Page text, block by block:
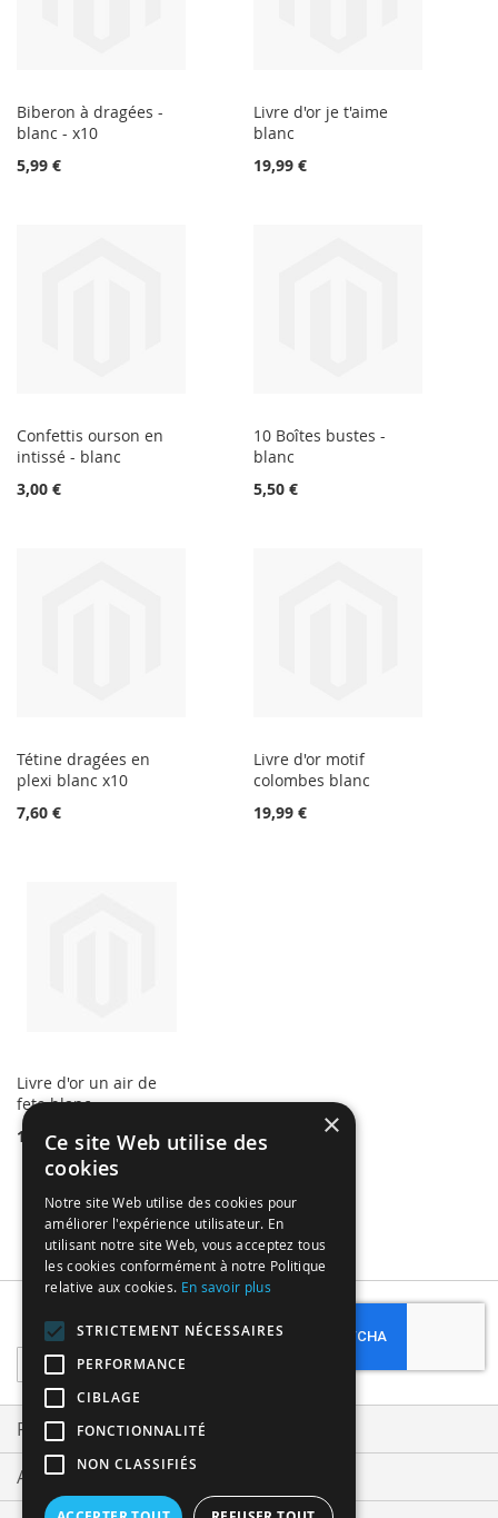
Biberon à dragées -
blanc - x10
5,99 €
Livre d'or je t'aime
blanc
19,99 €
Confettis ourson en
intissé - blanc
3,00 €
10 Boîtes bustes -
blanc
5,50 €
Tétine dragées en
plexi blanc x10
7,60 €
Livre d'or motif
colombes blanc
19,99 €
Livre d'or un air de
fete blanc
19,99 €
Sign
Up
for
Our
Newsletter:
Subscribe
Privacy and Cookie Policy
Advanced Search
×
Ce site Web utilise des
cookies
Notre site Web utilise des cookies pour
améliorer l'expérience utilisateur. En
utilisant notre site Web, vous acceptez tous
les cookies conformément à notre Politique
relative aux cookies. En savoir plus
STRICTEMENT NÉCESSAIRES
PERFORMANCE
CIBLAGE
FONCTIONNALITÉ
NON CLASSIFIÉS